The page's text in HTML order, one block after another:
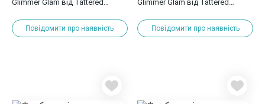
Glimmer Glam від Tattered
Повідомити про наявність
Glimmer Glam від Tattered
Повідомити про наявність